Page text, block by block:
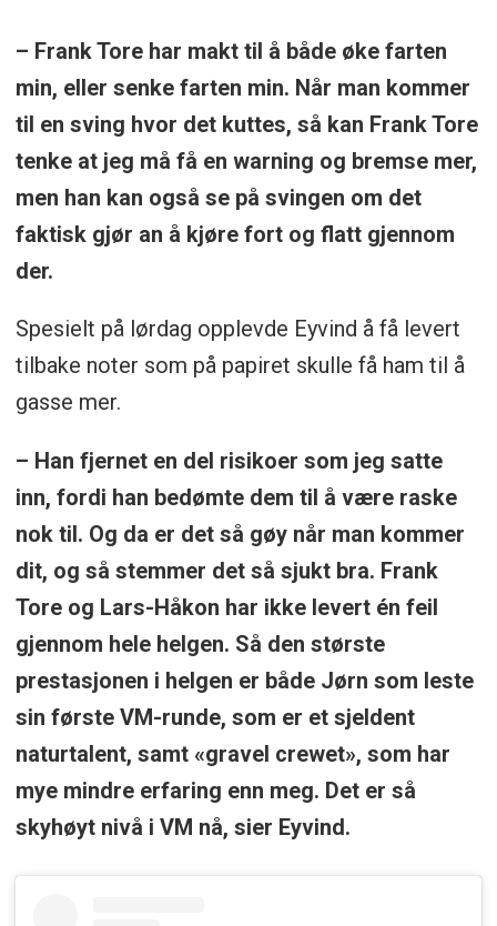
– Frank Tore har makt til å både øke farten
min, eller senke farten min. Når man kommer
til en sving hvor det kuttes, så kan Frank Tore
tenke at jeg må få en warning og bremse mer,
men han kan også se på svingen om det
faktisk gjør an å kjøre fort og flatt gjennom
der.
Spesielt på lørdag opplevde Eyvind å få levert
tilbake noter som på papiret skulle få ham til å
gasse mer.
– Han fjernet en del risikoer som jeg satte
inn, fordi han bedømte dem til å være raske
nok til. Og da er det så gøy når man kommer
dit, og så stemmer det så sjukt bra. Frank
Tore og Lars-Håkon har ikke levert én feil
gjennom hele helgen. Så den største
prestasjonen i helgen er både Jørn som leste
sin første VM-runde, som er et sjeldent
naturtalent, samt «gravel crewet», som har
mye mindre erfaring enn meg. Det er så
skyhøyt nivå i VM nå, sier Eyvind.